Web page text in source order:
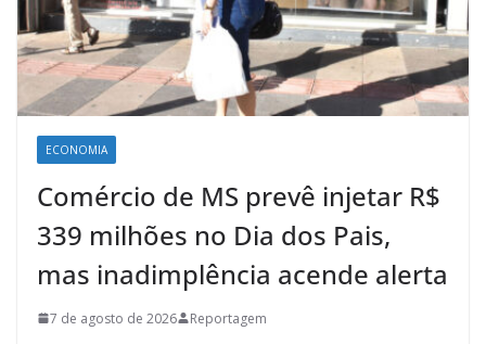
ECONOMIA
Comércio de MS prevê injetar R$
339 milhões no Dia dos Pais,
mas inadimplência acende alerta
7 de agosto de 2026 Reportagem